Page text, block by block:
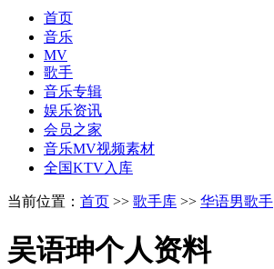
首页
音乐
MV
歌手
音乐专辑
娱乐资讯
会员之家
音乐MV视频素材
全国KTV入库
当前位置： 首页 >> 歌手库 >> 华语男歌手
吴语珅个人资料